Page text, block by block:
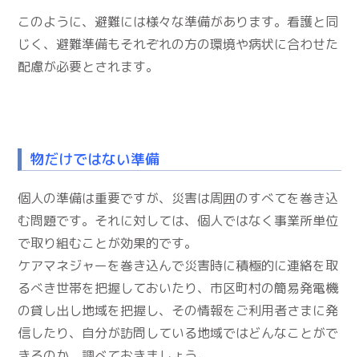
このように、避難には様々な準備があります。看護と同
じく、避難準備もそれぞれの方の環境や病状に合わせた
配慮が必要とされます。
物だけではない準備
個人の準備は重要ですが、災害は周囲のすべてを巻き込
む問題です。それに対しては、個人ではなく事業所単位
で取り組むことが効果的です。
ケアマネジャーを巻き込んで災害時に積極的に連絡を取
るべき世帯を把握しておいたり、市区町村の簡易発電機
の貸し出し地域を把握し、その情報をご利用者さまに発
信したり、自分が訪問している地域ではどんなことがで